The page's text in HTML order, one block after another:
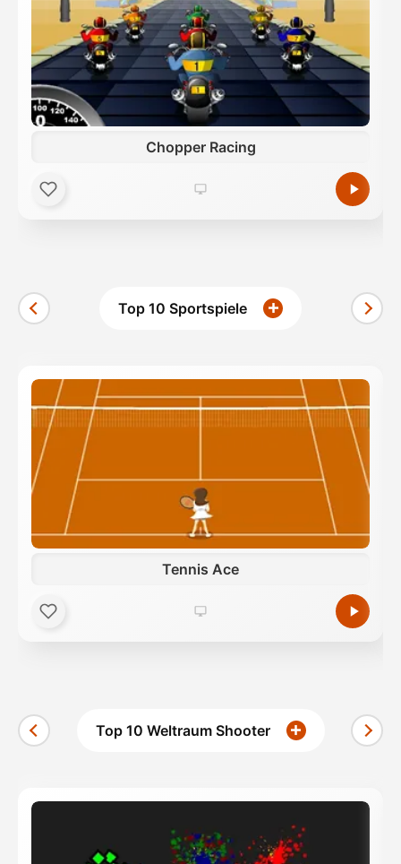
Chopper Racing
Top 10 Sportspiele
Tennis Ace
Top 10 Weltraum Shooter